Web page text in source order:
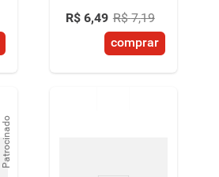
R$ 6,49 R$ 7,19
comprar
Patrocinado